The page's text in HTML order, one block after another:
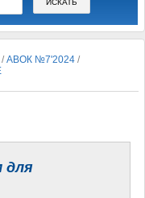
/АВОК №7'2024 /
для